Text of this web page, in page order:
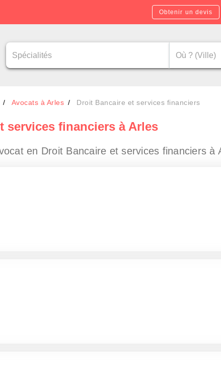
Obtenir un devis
Avocats à Arles Droit Bancaire et services financiers
services financiers à Arles
en Droit Bancaire et services financiers à